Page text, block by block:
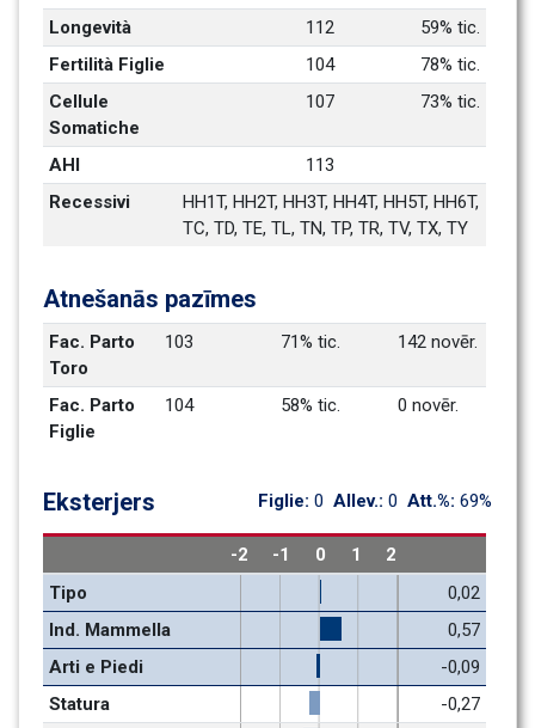
Longevità 112
59% tic.
Fertilità Figlie
104
78% tic.
Cellule
Somatiche
107 73% tic.
AHI
113
Recessivi
HH1T, HH2T, HH3T, HH4T, HH5T, HH6T,
TC, TD, TE, TL, TN, TP, TR, TV, TX, TY
Atnešanās pazīmes
Fac. Parto
Toro
103 71% tic. 142 novēr.
Fac. Parto
Figlie
104 58% tic. 0 novēr.
Eksterjers Figlie: 0 Allev.: 0 Att.%: 69%
-2 -1 0 1
2
Tipo
0,02
Ind. Mammella
0,57
Arti e Piedi
-0,09
Statura
-0,27